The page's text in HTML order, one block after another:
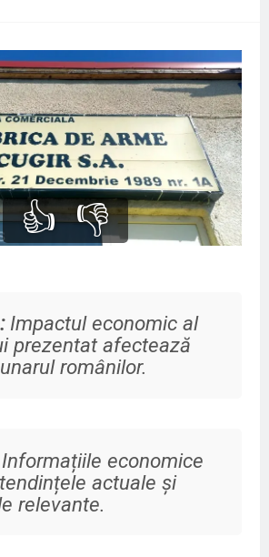
👍 👎
Impactul economic al
prezentat afectează
românilor.
economice
actuale și
relevante.